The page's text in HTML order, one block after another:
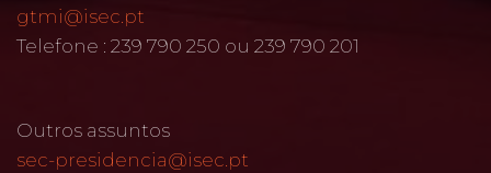
gtmi@isec.pt
Telefone : 239 790 250 ou 239 790 201
Outros assuntos
sec-presidencia@isec.pt